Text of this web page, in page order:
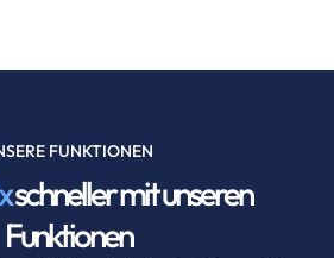
FUNKTIONEN
schneller mit unseren
Funktionen